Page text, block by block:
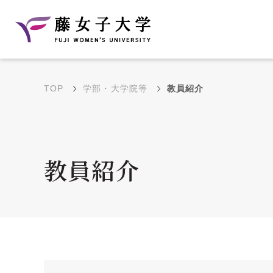
学部・学科の教育目的
大学院の教育目的
TOP 学部・大学院等 教員紹介
教員紹介